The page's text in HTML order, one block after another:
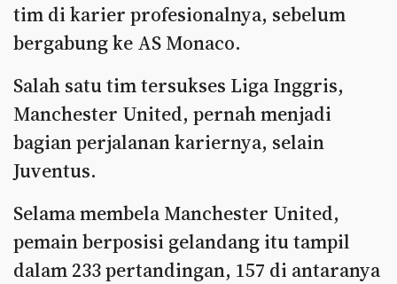
tim di karier profesionalnya, sebelum
bergabung ke AS Monaco.
Salah satu tim tersukses Liga Inggris,
Manchester United, pernah menjadi
bagian perjalanan kariernya, selain
Juventus.
Selama membela Manchester United,
pemain berposisi gelandang itu tampil
dalam 233 pertandingan, 157 di antaranya